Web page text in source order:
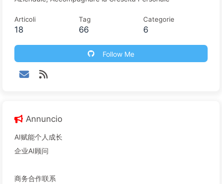
Articoli
18
Tag
66
Categorie
6
Follow Me
Annuncio
AI赋能个人成长
企业AI顾问
商务合作联系